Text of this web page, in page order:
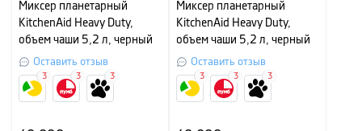
Миксер планетарный
KitchenAid Heavy Duty,
объем чаши 5,2 л, черный
матовый
Оставить отзыв
3 3 3
Миксер планетарный
KitchenAid Heavy Duty,
объем чаши 5,2 л, черный
Оставить отзыв
3 3 3